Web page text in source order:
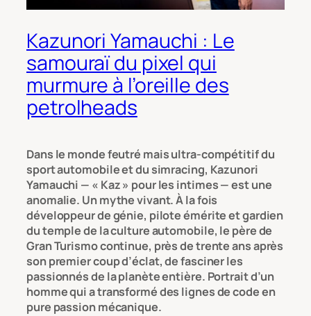
Kazunori Yamauchi : Le
samouraï du pixel qui
murmure à l’oreille des
petrolheads
Dans le monde feutré mais ultra-compétitif du
sport automobile et du simracing, Kazunori
Yamauchi — « Kaz » pour les intimes — est une
anomalie. Un mythe vivant. À la fois
développeur de génie, pilote émérite et gardien
du temple de la culture automobile, le père de
Gran Turismo continue, près de trente ans après
son premier coup d’éclat, de fasciner les
passionnés de la planète entière. Portrait d’un
homme qui a transformé des lignes de code en
pure passion mécanique.